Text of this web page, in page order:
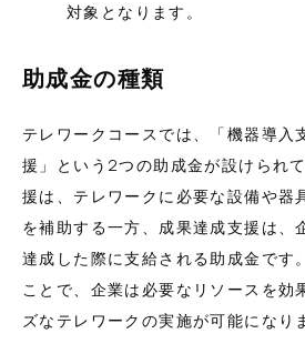
対象となります。
助成金の種類
テレワークコースでは、「機器導入
援」という2つの助成金が設けられ
援は、テレワークに必要な設備や器
を補助する一方、成果達成支援は、
達成した際に支給される助成金です
ことで、企業は必要なリソースを効
ズなテレワークの実施が可能になり